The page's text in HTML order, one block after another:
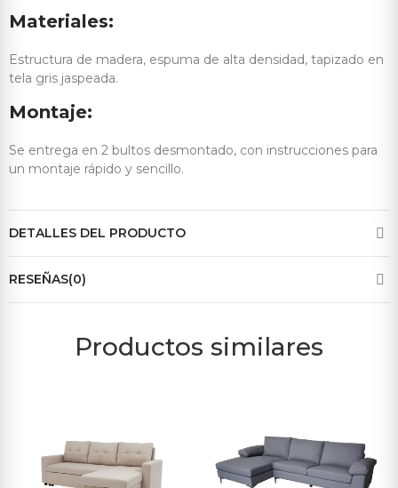
Materiales:
Estructura de madera, espuma de alta densidad, tapizado en
tela gris jaspeada.
Montaje:
Se entrega en 2 bultos desmontado, con instrucciones para
un montaje rápido y sencillo.
DETALLES DEL PRODUCTO
RESEÑAS(0)
Productos similares